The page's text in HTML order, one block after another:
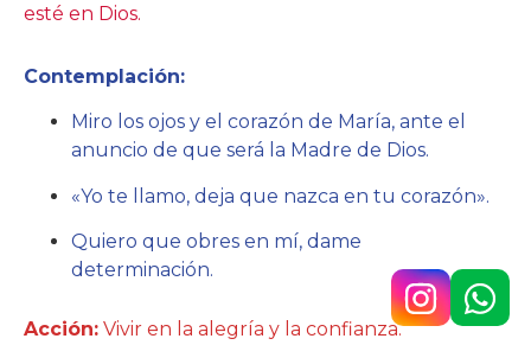
esté en Dios.
Contemplación:
Miro los ojos y el corazón de María, ante el
anuncio de que será la Madre de Dios.
«Yo te llamo, deja que nazca en tu corazón».
Quiero que obres en mí, dame
determinación.
Acción: Vivir en la alegría y la confianza.